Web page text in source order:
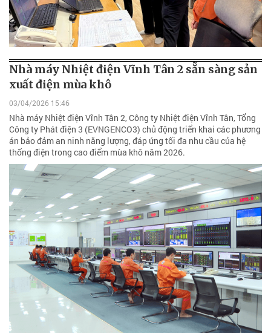
Nhà máy Nhiệt điện Vĩnh Tân 2 sẵn sàng sản
xuất điện mùa khô
03/04/2026 15:46
Nhà máy Nhiệt điện Vĩnh Tân 2, Công ty Nhiệt điện Vĩnh Tân, Tổng
Công ty Phát điện 3 (EVNGENCO3) chủ động triển khai các phương
án bảo đảm an ninh năng lượng, đáp ứng tối đa nhu cầu của hệ
thống điện trong cao điểm mùa khô năm 2026.